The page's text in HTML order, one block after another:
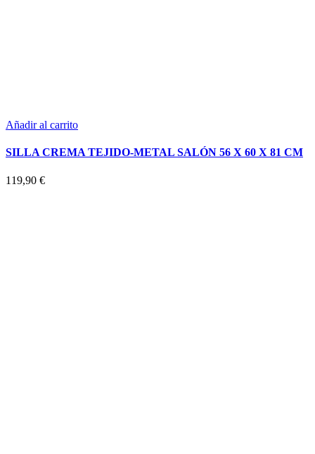
Añadir al carrito
SILLA CREMA TEJIDO-METAL SALÓN 56 X 60 X 81 CM
119,90 €